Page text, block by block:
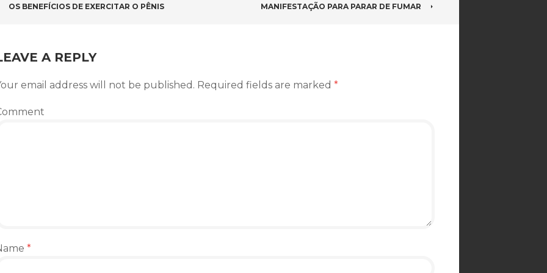
NAVIGATION
OS BENEFÍCIOS DE EXERCITAR O PÊNIS MANIFESTAÇÃO PARA PARAR DE FUMAR
A REPLY
email address will not be published. Required fields are marked *
*